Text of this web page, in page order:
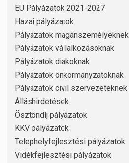
EU Pályázatok 2021-2027
Hazai pályázatok
Pályázatok magánszemélyeknek
Pályázatok vállalkozásoknak
Pályázatok diákoknak
Pályázatok önkormányzatoknak
Pályázatok civil szervezeteknek
Álláshirdetések
Ösztöndíj pályázatok
KKV pályázatok
Telephelyfejlesztési pályázatok
Vidékfejlesztési pályázatok